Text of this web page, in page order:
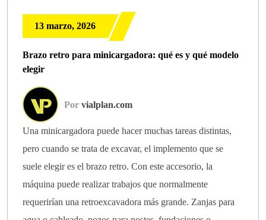
13 marzo, 2026
Brazo retro para minicargadora: qué es y qué modelo
elegir
Por vialplan.com
Una minicargadora puede hacer muchas tareas distintas,
pero cuando se trata de excavar, el implemento que se
suele elegir es el brazo retro. Con este accesorio, la
máquina puede realizar trabajos que normalmente
requerirían una retroexcavadora más grande. Zanjas para